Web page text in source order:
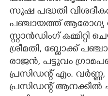
സുഷ പദ്ധതി
പഞ്ചായത്ത് ആരോഗ്യ
സ്റ്റാൻഡിംഗ്
ശ്രീമതി, ബ്ലോക്ക്
രാജൻ, പട്ടുവം
പ്രസിഡന്റ് എം.
പ്രസിഡന്റ് ആനക്കീൽ